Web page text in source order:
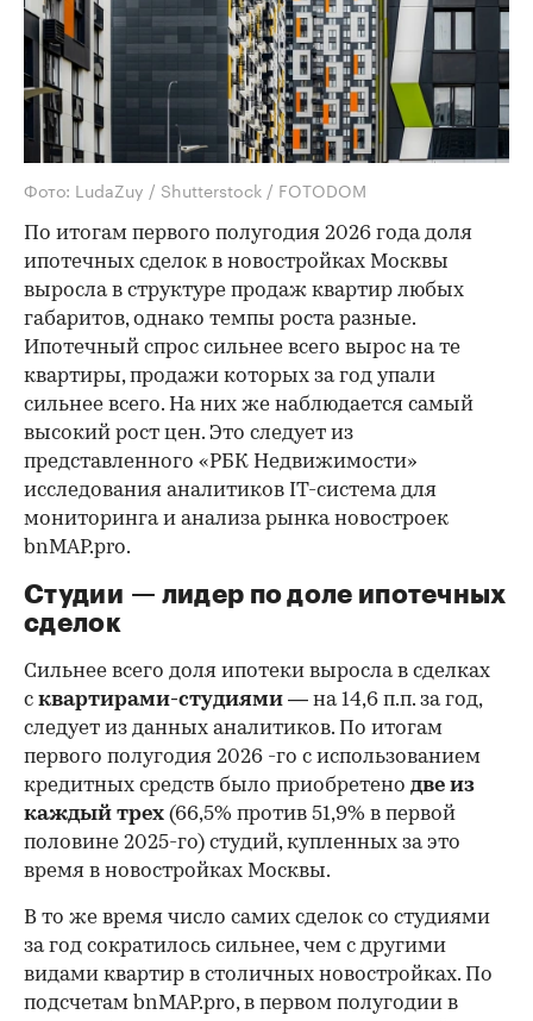
Фото: LudaZuy / Shutterstock / FOTODOM
По итогам первого полугодия 2026 года доля
ипотечных сделок в новостройках Москвы
выросла в структуре продаж квартир любых
габаритов, однако темпы роста разные.
Ипотечный спрос сильнее всего вырос на те
квартиры, продажи которых за год упали
сильнее всего. На них же наблюдается самый
высокий рост цен. Это следует из
представленного «РБК Недвижимости»
исследования аналитиков IT-система для
мониторинга и анализа рынка новостроек
bnMAP.pro.
Студии — лидер по доле ипотечных
сделок
Сильнее всего доля ипотеки выросла в сделках
с квартирами-студиями — на 14,6 п.п. за год,
следует из данных аналитиков. По итогам
первого полугодия 2026 -го с использованием
кредитных средств было приобретено две из
каждый трех (66,5% против 51,9% в первой
половине 2025-го) студий, купленных за это
время в новостройках Москвы.
В то же время число самих сделок со студиями
за год сократилось сильнее, чем с другими
видами квартир в столичных новостройках. По
подсчетам bnMAP.pro, в первом полугодии в